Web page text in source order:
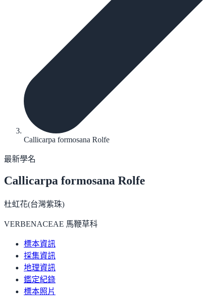
Callicarpa formosana Rolfe
最新學名
Callicarpa formosana Rolfe
杜虹花(台灣紫珠)
VERBENACEAE 馬鞭草科
標本資訊
採集資訊
地理資訊
鑑定紀錄
標本照片